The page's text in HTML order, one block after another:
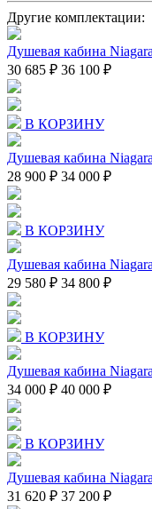
Другие комплектации:
Душевая кабина
30 685 ₽ 36 100 ₽
В КОРЗИНУ
Душевая кабина
28 900 ₽ 34 000 ₽
В КОРЗИНУ
Душевая кабина
29 580 ₽ 34 800 ₽
В КОРЗИНУ
Душевая кабина
34 000 ₽ 40 000 ₽
В КОРЗИНУ
Душевая кабина
31 620 ₽ 37 200 ₽